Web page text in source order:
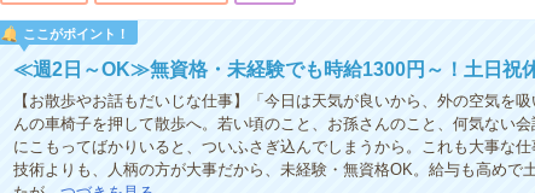
ここがポイント！
≪週2日～OK≫無資格・未経験でも時給1300円～！土日祝
【お散歩やお話もだいじな仕事】「今日は天気が良いから、外の空気を
んの車椅子を押して散歩へ。若い頃のこと、お孫さんのこと、何気ない
にこもってばかりいると、ついふさぎ込んでしまうから。これも大事な仕
技術よりも、人柄の方が大事だから、未経験・無資格OK。給与も高めで